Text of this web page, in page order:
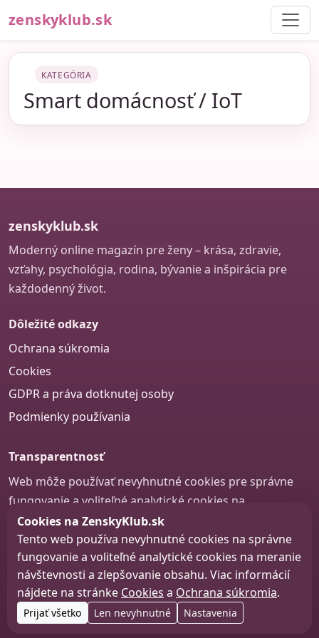
zenskyklub.sk
KATEGÓRIA
Smart domácnosť / IoT
zenskyklub.sk
Moderný online magazín pre ženy – krása, zdravie,
vzťahy, psychológia, rodina, bývanie a inšpirácia pre
každodenný život.
Dôležité odkazy
Ochrana súkromia
Cookies
GDPR a práva dotknutej osoby
Podmienky používania
Transparentnosť
Web môže používať nevyhnutné cookies pre správne
fungovanie a voliteľné analytické cookies na
zlepšovanie obsahu a používateľskej skúsenosti.
Nastavenie cookies
© 2026 zenskyklub.sk
Web design, tvorba webu a SEO –Consultee, s.r.o.
Cookies na ZenskyKlub.sk
Tento web používa nevyhnutné cookies na správne
fungovanie a voliteľné analytické cookies na meranie
návštevnosti a zlepšovanie obsahu. Viac informácií
nájdete na stránke Cookies a Ochrana súkromia.
Prijať všetko Len nevyhnutné Nastavenia